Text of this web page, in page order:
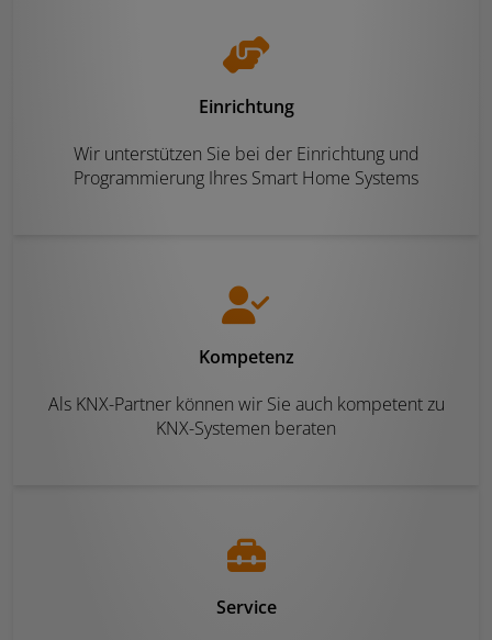
Einrichtung
Wir unterstützen Sie bei der Einrichtung und
Programmierung Ihres Smart Home Systems
Kompetenz
Als KNX-Partner können wir Sie auch kompetent zu
KNX-Systemen beraten
Service